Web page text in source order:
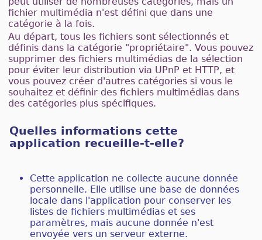
fichier multimédia n'est défini que dans une
catégorie à la fois.
Au départ, tous les fichiers sont sélectionnés et
définis dans la catégorie "propriétaire". Vous pouvez
supprimer des fichiers multimédias de la sélection
pour éviter leur distribution via UPnP et HTTP, et
vous pouvez créer d'autres catégories si vous le
souhaitez et définir des fichiers multimédias dans
des catégories plus spécifiques.
Quelles informations cette
application recueille-t-elle?
Cette application ne collecte aucune donnée
personnelle. Elle utilise une base de données
locale dans l'application pour conserver les
listes de fichiers multimédias et ses
paramètres, mais aucune donnée n'est
envoyée vers un serveur externe.